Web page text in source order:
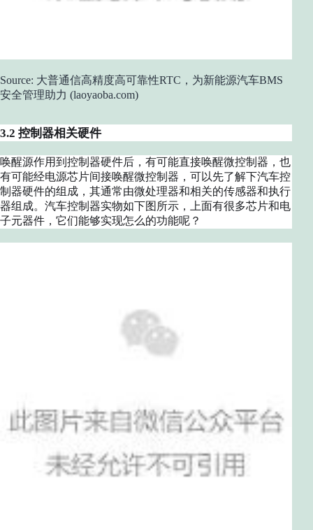
Source: 大普通信高精度高可靠性RTC，为新能源汽车BMS
安全管理助力 (laoyaoba.com)
3.2 控制器相关硬件
唤醒源作用到控制器硬件后，有可能直接唤醒微控制器，也
有可能经电源芯片间接唤醒微控制器，可以先了解下汽车控
制器硬件的组成，其通常由微处理器和相关的传感器和执行
器组成。汽车控制器实物如下图所示，上面有很多芯片和电
子元器件，它们能够实现怎么的功能呢？